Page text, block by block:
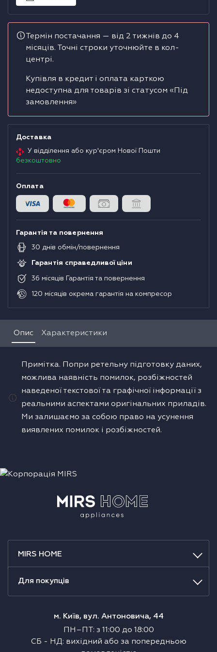
Сушильні машини
Термін постачання — від 2 тижнів до 4
місяців. Точні строки уточнюйте в кол-
центрі.
Купівля в кредит і оплата карткою
недоступна для товарів зі статусом «Під
замовлення»
Доставка
У відділення або кур'єром Нової Пошти
безкоштовно
Оплата
Гарантія та повернення
30 днів обмін/повернення
Гарантія справедливої ціни
36 місяців Гарантія та повернення
120 місяців окрема гарантія на компресор
Опис Характеристики
Примітка. Попри ретельну підготовку даних,
можлива наявність помилок, розбіжностей
наведеної текстової та графічної інформації з
реальними аспектами оригінальних приладів.
Ми залишаємо за собою право на усунення
виявлених помилок і розбіжностей.
MIRS HOME
Для покупців
м. Київ, вул. Антоновича, 44
ПН–ПТ : з 11:00 до 18:00
СБ - НД: вихідний або за попередньою